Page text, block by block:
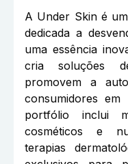
A Under Skin é
dedicada a
uma essência
cria soluções
promovem a
consumidores
portfólio inclui
cosméticos e
terapias